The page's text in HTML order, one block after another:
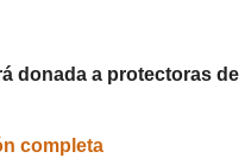
donada a protectoras de
completa